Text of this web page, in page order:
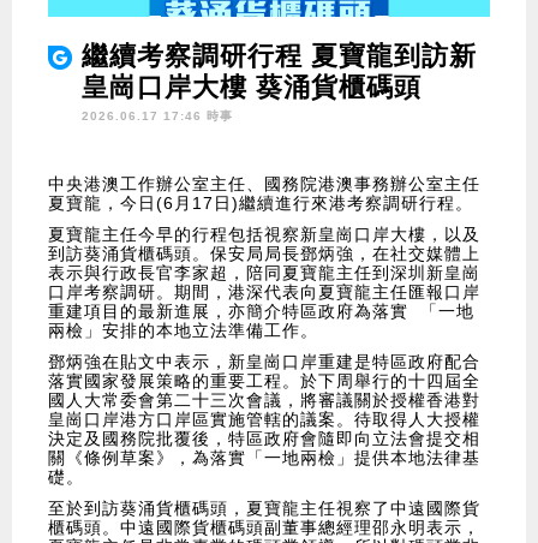
繼續考察調研行程 夏寶龍到訪新
皇崗口岸大樓 葵涌貨櫃碼頭
2026.06.17 17:46 時事
中央港澳工作辦公室主任、國務院港澳事務辦公室主任
夏寶龍，今日(6月17日)繼續進行來港考察調研行程。
夏寶龍主任今早的行程包括視察新皇崗口岸大樓，以及
到訪葵涌貨櫃碼頭。保安局局長鄧炳強，在社交媒體上
表示與行政長官李家超，陪同夏寶龍主任到深圳新皇崗
口岸考察調研。期間，港深代表向夏寶龍主任匯報口岸
重建項目的最新進展，亦簡介特區政府為落實 「一地
兩檢」安排的本地立法準備工作。
鄧炳強在貼文中表示，新皇崗口岸重建是特區政府配合
落實國家發展策略的重要工程。於下周舉行的十四屆全
國人大常委會第二十三次會議，將審議關於授權香港對
皇崗口岸港方口岸區實施管轄的議案。待取得人大授權
決定及國務院批覆後，特區政府會隨即向立法會提交相
關《條例草案》，為落實「一地兩檢」提供本地法律基
礎。
至於到訪葵涌貨櫃碼頭，夏寶龍主任視察了中遠國際貨
櫃碼頭。中遠國際貨櫃碼頭副董事總經理邵永明表示，